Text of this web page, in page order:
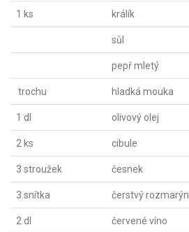
1 ks králík
sůl
pepř mletý
trochu hladká mouka
1 dl olivový olej
2 ks cibule
3 stroužek česnek
3 snítka čerstvý rozmarýn
2 dl červené víno